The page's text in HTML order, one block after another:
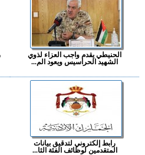
الحنيطي يقدم واجب العزاء لذوي
الشهيد الحراسيس ويعود الم...
رابط إلكتروني لتدقيق بيانات
المتقدمين لوظائف الفئة الثا...